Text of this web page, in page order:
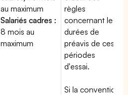
au maximum
Salariés cadres :
8 mois au
maximum
règles
concernant les
durées de
préavis de ces
périodes
d'essai.
Si la convention